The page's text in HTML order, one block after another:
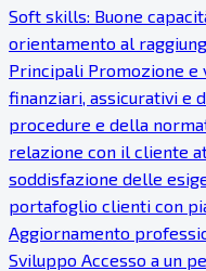
Soft skills: Buone
orientamento al
Principali Promozione
finanziari, assicurativi e
procedure e della
relazione con il cliente
soddisfazione delle
portafoglio clienti con
Aggiornamento
Sviluppo Accesso a un